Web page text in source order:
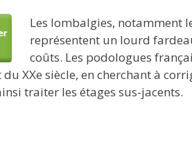
Les lombalgies, notamment
représentent un lourd
coûts. Les podologues
XXe siècle, en cherchant à
traiter les étages sus-jacents.